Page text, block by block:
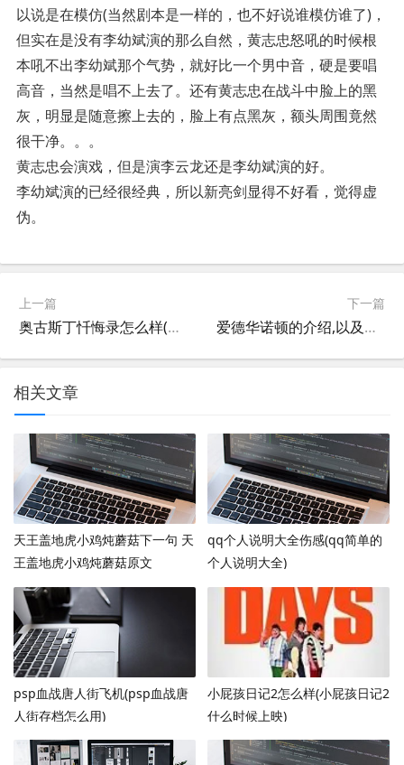
以说是在模仿(当然剧本是一样的，也不好说谁模仿谁了)，
但实在是没有李幼斌演的那么自然，黄志忠怒吼的时候根
本吼不出李幼斌那个气势，就好比一个男中音，硬是要唱
高音，当然是唱不上去了。还有黄志忠在战斗中脸上的黑
灰，明显是随意擦上去的，脸上有点黑灰，额头周围竟然
很干净。。。
黄志忠会演戏，但是演李云龙还是李幼斌演的好。
李幼斌演的已经很经典，所以新亮剑显得不好看，觉得虚
伪。
上一篇
奥古斯丁忏悔录怎么样(试论奥古斯丁的《忏悔录》)
下一篇
爱德华诺顿的介绍,以及他的经典电影有哪些?这是爱德华诺顿的什么电影
相关文章
天王盖地虎小鸡炖蘑菇下一句 天
王盖地虎小鸡炖蘑菇原文
qq个人说明大全伤感(qq简单的
个人说明大全)
psp血战唐人街飞机(psp血战唐
人街存档怎么用)
小屁孩日记2怎么样(小屁孩日记2
什么时候上映)